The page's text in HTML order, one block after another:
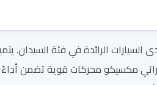
تجسيدًا للفخامة والأداء العالي، حيث أُطلقت في عام 1966 لتكون إحدى
مكسيكو محركات قوية تضمن أداءً